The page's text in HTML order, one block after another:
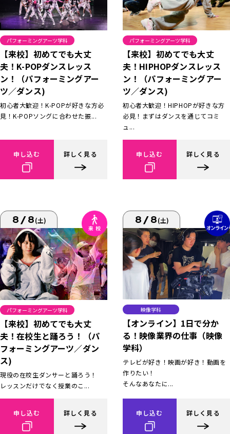
パフォーミングアーツ学科
【来校】初めてでも大丈
夫！K-POPダンスレッス
ン！（パフォーミングアー
ツ／ダンス)
初心者大歓迎！K-POPが好きな方必
見！K-POPソングに合わせた振...
申し込む 詳しく見る
パフォーミングアーツ学科
【来校】初めてでも大丈
夫！HIPHOPダンスレッス
ン！（パフォーミングアー
ツ／ダンス)
初心者大歓迎！HIPHOPが好きな方
必見！まずはダンスを通じてコミ
ュ...
申し込む 詳しく見る
8/8(土)
パフォーミングアーツ学科
【来校】初めてでも大丈
夫！在校生と踊ろう！（パ
フォーミングアーツ／ダン
ス)
現役の在校生ダンサーと踊ろう！
レッスンだけでなく授業のこ...
申し込む 詳しく見る
8/8(土)
映像学科
【オンライン】1日で分か
る！映像業界の仕事（映像
学科）
テレビが好き！映画が好き！動画を
作りたい！
そんなあなたに...
申し込む 詳しく見る